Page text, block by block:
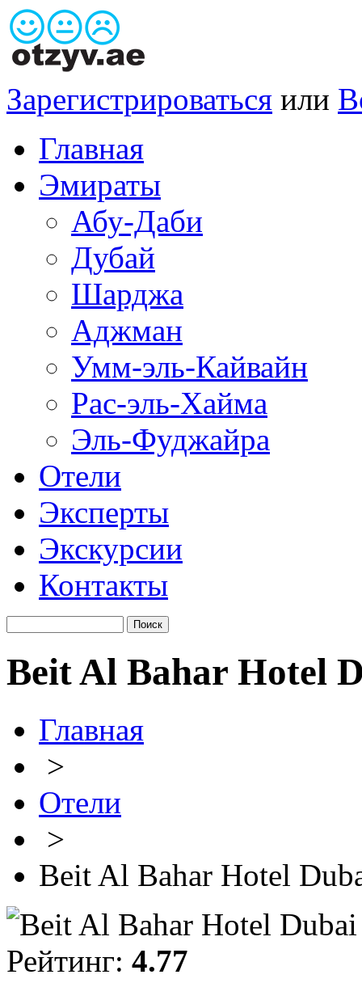
Зарегистрироваться или
Главная
Эмираты
Абу-Даби
Дубай
Шарджа
Аджман
Умм-эль-Кайвайн
Рас-эль-Хайма
Эль-Фуджайра
Отели
Эксперты
Экскурсии
Контакты
Beit Al Bahar Hotel
Главная
>
Отели
>
Beit Al Bahar Hotel
Рейтинг: 4.77